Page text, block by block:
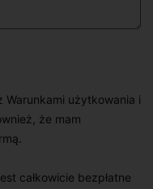
użytkowania i
że mam
całkowicie bezpłatne